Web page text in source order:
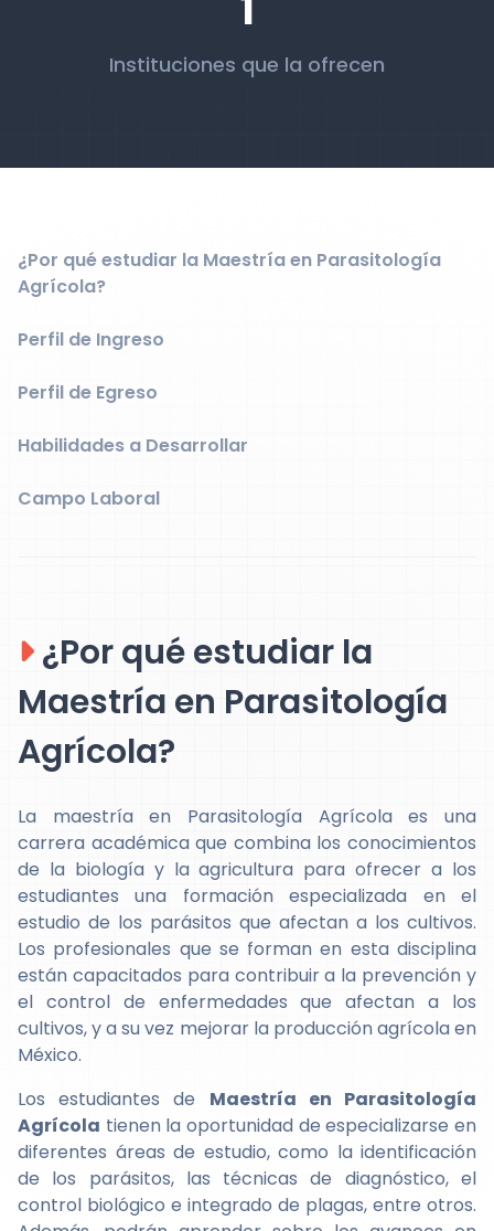
Instituciones que la ofrecen
¿Por qué estudiar la Maestría en Parasitología
Agrícola?
Perfil de Ingreso
Perfil de Egreso
Habilidades a Desarrollar
Campo Laboral
¿Por qué estudiar la
Maestría en Parasitología
Agrícola?
La maestría en Parasitología Agrícola es una
carrera académica que combina los conocimientos
de la biología y la agricultura para ofrecer a los
estudiantes una formación especializada en el
estudio de los parásitos que afectan a los cultivos.
Los profesionales que se forman en esta disciplina
están capacitados para contribuir a la prevención y
el control de enfermedades que afectan a los
cultivos, y a su vez mejorar la producción agrícola en
México.
Los estudiantes de Maestría en Parasitología
Agrícola tienen la oportunidad de especializarse en
diferentes áreas de estudio, como la identificación
de los parásitos, las técnicas de diagnóstico, el
control biológico e integrado de plagas, entre otros.